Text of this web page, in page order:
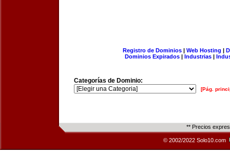
Registro de Dominios| Web Hosting |
Dominios Expirados | Industrias |
Categorías de Dominio:
[Pág.
** Precios
© 2002/2022 Solo10.com